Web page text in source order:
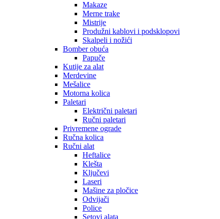
Makaze
Merne trake
Mistrije
Produžni kablovi i podsklopovi
Skalpeli i nožići
Bomber obuća
Papuče
Kutije za alat
Merdevine
Mešalice
Motorna kolica
Paletari
Električni paletari
Ručni paletari
Privremene ograde
Ručna kolica
Ručni alat
Heftalice
Klešta
Ključevi
Laseri
Mašine za pločice
Odvijači
Police
Setovi alata